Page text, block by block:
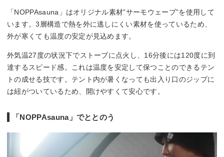
「NOPPAsauna」はオリジナル素材”サーモウェーブ”を使用して
います。3層構造で熱を外に逃しにくい素材を使っているため、
外が寒くても温度の安定が見込めます。
外気温27度の状況下でストーブに点火し、16分後には120度に到
達するスピード感。これは温度を安定して保つことのできるテン
トの成せる技です。テント内が暑くなっても出入り口のジップに
は紐がついているため、開けやすくて安心です。
「NOPPAsauna」でととのう